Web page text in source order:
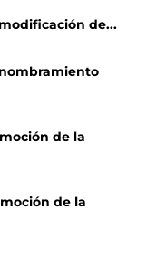
modificación de...
nombramiento
de la
moción de la